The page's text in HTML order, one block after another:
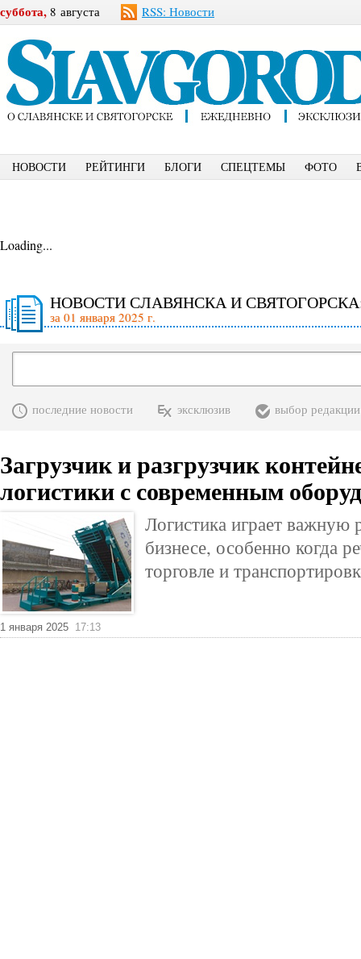
суббота, 8 августа RSS: Новости
НОВОСТИ РЕЙТИНГИ БЛОГИ СПЕЦТЕМЫ ФОТО
Loading...
НОВОСТИ СЛАВЯНСКА И
за 01 января 2025 г.
последние новости эксклюзив выбор редакции
Загрузчик и разгрузчик
логистики с современным
Логистика играет важную
бизнесе, особенно когда
торговле и
1 января 2025 17:13